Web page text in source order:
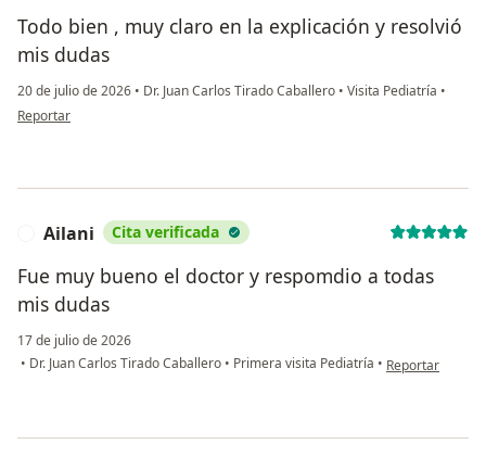
Todo bien , muy claro en la explicación y resolvió
mis dudas
20 de julio de 2026 • Dr. Juan Carlos Tirado Caballero • Visita Pediatría •
en opinión del usuario Nancy T
Reportar
Ailani Cita verificada
Fue muy bueno el doctor y respomdio a todas
mis dudas
17 de julio de 2026
• Dr. Juan Carlos Tirado Caballero • Primera visita Pediatría • en opinión del
Reportar